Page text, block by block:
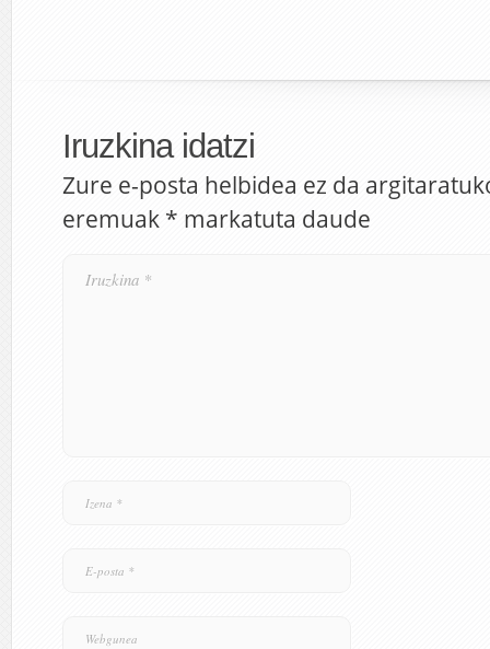
Iruzkina idatzi
Zure e-posta helbidea ez da
eremuak * markatuta daude